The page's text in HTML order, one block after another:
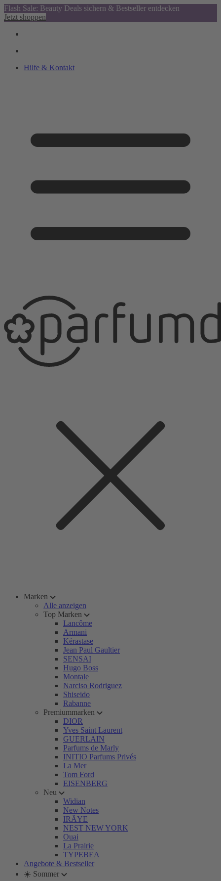
Flash Sale: Beauty Deals sichern & Bestseller entdecken
Jetzt shoppen
Hilfe & Kontakt
Marken
Alle anzeigen
Top Marken
Lancôme
Armani
Kérastase
Jean Paul Gaultier
SENSAI
Hugo Boss
Montale
Narciso Rodriguez
Shiseido
Rabanne
Premiummarken
DIOR
Yves Saint Laurent
GUERLAIN
Parfums de Marly
INITIO Parfums Privés
La Mer
Tom Ford
EISENBERG
Neu
Widian
New Notes
IRÄYE
NEST NEW YORK
Ouai
La Prairie
TYPEBEA
Angebote & Bestseller
☀️ Sommer